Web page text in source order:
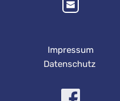
Impressum
Datenschutz